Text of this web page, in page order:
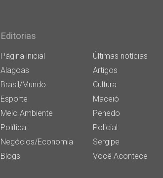
Editorias
Página inicial
Últimas notícias
Alagoas
Artigos
Brasil/Mundo
Cultura
Esporte
Maceió
Meio Ambiente
Penedo
Política
Policial
Negócios/Economia
Sergipe
Blogs
Você Acontece